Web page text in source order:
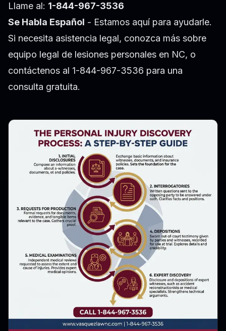
Llame al: 1-844-967-3536
Se Habla Español - Estamos aquí para ayudarle.
Si necesita asistencia legal, conozca más sobre
equipo legal de lesiones personales en NC, o
contáctenos al 1-844-967-3536 para una
consulta gratuita.